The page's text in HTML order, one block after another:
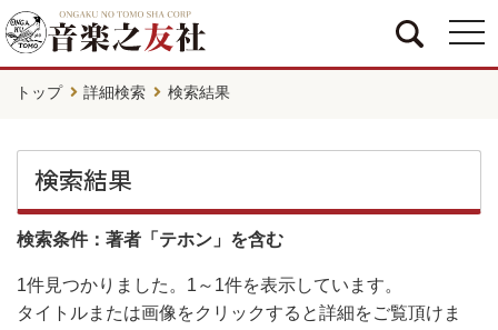
トップ 詳細検索 検索結果
検索結果
検索条件：著者「テホン」を含む
1件見つかりました。 1～1件を表示しています。
タイトルまたは画像をクリックすると詳細をご覧頂けま